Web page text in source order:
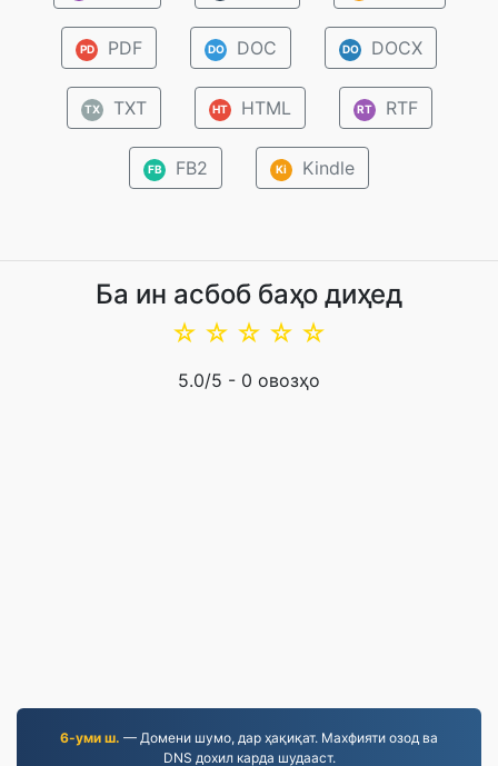
PD PDF DO DOC DO DOCX
TX TXT HT HTML RT RTF
FB FB2 Ki Kindle
Ба ин асбоб баҳо диҳед
☆
☆
☆
☆
☆
5.0/5 - 0 овозҳо
6-уми ш. — Домени шумо, дар ҳақиқат. Махфияти озод ва
DNS дохил карда шудааст.